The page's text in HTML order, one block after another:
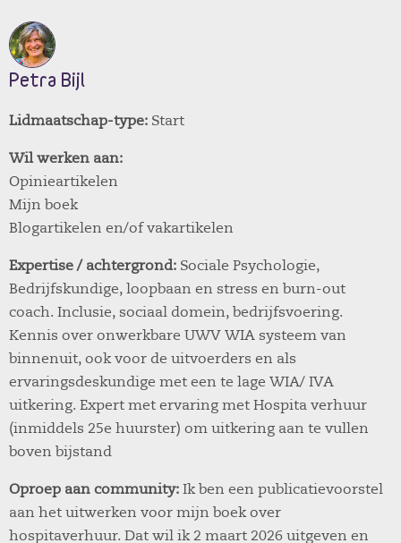
Petra Bijl
Lidmaatschap-type: Start
Wil werken aan:
Opinieartikelen
Mijn boek
Blogartikelen en/of vakartikelen
Expertise / achtergrond: Sociale Psychologie,
Bedrijfskundige, loopbaan en stress en burn-out
coach. Inclusie, sociaal domein, bedrijfsvoering.
Kennis over onwerkbare UWV WIA systeem van
binnenuit, ook voor de uitvoerders en als
ervaringsdeskundige met een te lage WIA/ IVA
uitkering. Expert met ervaring met Hospita verhuur
(inmiddels 25e huurster) om uitkering aan te vullen
boven bijstand
Oproep aan community: Ik ben een publicatievoorstel
aan het uitwerken voor mijn boek over
hospitaverhuur. Dat wil ik 2 maart 2026 uitgeven en